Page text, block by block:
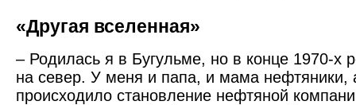
«Другая вселенная»
– Родилась я в Бугульме, но в конце 1970‑х
на север. У меня и папа, и мама нефтяники,
происходило становление нефтяной